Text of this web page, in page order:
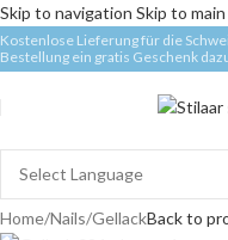
Skip to navigation Skip to
Kostenlose Lieferung für die
Bestellung ein gratis Geschenk
Home/Nails/GellackBack to